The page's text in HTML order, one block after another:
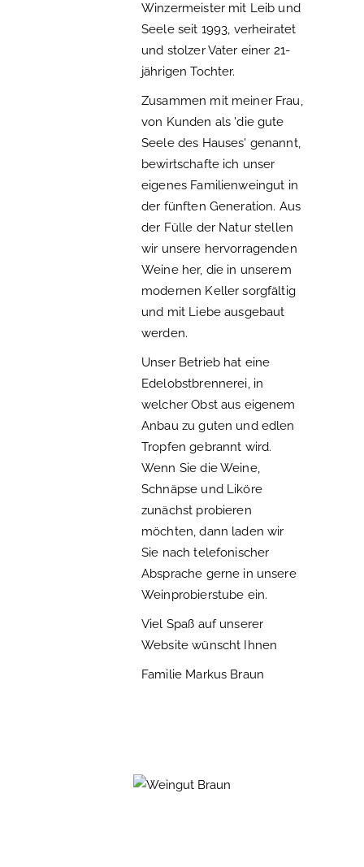
Winzermeister mit Leib und
Seele seit 1993, verheiratet
und stolzer Vater einer 21-
jährigen Tochter.
Zusammen mit meiner Frau,
von Kunden als 'die gute
Seele des Hauses' genannt,
bewirtschafte ich unser
eigenes Familienweingut in
der fünften Generation. Aus
der Fülle der Natur stellen
wir unsere hervorragenden
Weine her, die in unserem
modernen Keller sorgfältig
und mit Liebe ausgebaut
werden.
Unser Betrieb hat eine
Edelobstbrennerei, in
welcher Obst aus eigenem
Anbau zu guten und edlen
Tropfen gebrannt wird.
Wenn Sie die Weine,
Schnäpse und Liköre
zunächst probieren
möchten, dann laden wir
Sie nach telefonischer
Absprache gerne in unsere
Weinprobierstube ein.
Viel Spaß auf unserer
Website wünscht Ihnen
Familie Markus Braun